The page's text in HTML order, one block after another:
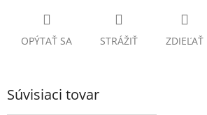
OPÝTAŤ SA STRÁŽIŤ ZDIEĽAŤ
Súvisiaci tovar